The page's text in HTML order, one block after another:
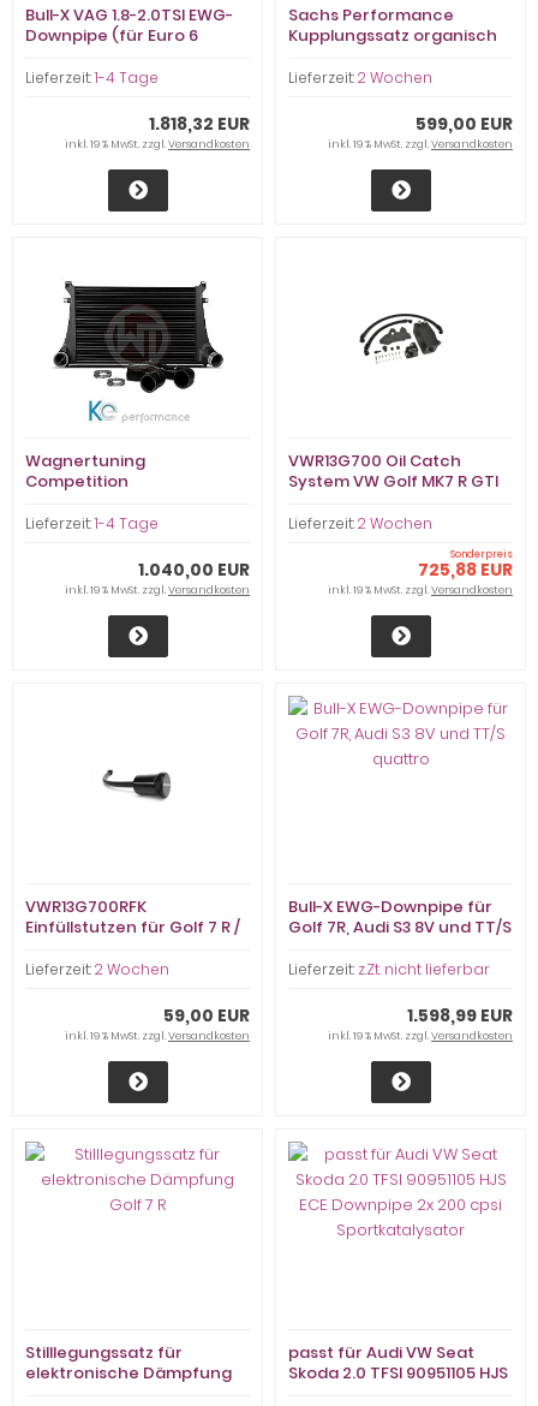
Bull-X VAG 1.8-2.0TSI EWG-
Downpipe (für Euro 6
Lieferzeit:1-4 Tage
1.818,32 EUR
inkl. 19 % MwSt. zzgl.Versandkosten
Sachs Performance
Kupplungssatz organisch
Seat Skoda
Lieferzeit:2 Wochen
599,00 EUR
inkl. 19 % MwSt. zzgl.Versandkosten
Wagnertuning
Competition
2,0TSI - 200001048
Lieferzeit:1-4 Tage
1.040,00 EUR
inkl. 19 % MwSt. zzgl.Versandkosten
VWR13G700 Oil Catch
System VW Golf MK7 R GTI
Can MQB EA888
Lieferzeit:2 Wochen
Sonderpreis
725,88 EUR
inkl. 19 % MwSt. zzgl.Versandkosten
VWR13G700RFK
Einfüllstutzen für Golf 7 R /
Lieferzeit:2 Wochen
59,00 EUR
inkl. 19 % MwSt. zzgl.Versandkosten
Bull-X EWG-Downpipe für
Golf 7R, Audi S3 8V und TT/S
Lieferzeit: z.Zt. nicht lieferbar
1.598,99 EUR
inkl. 19 % MwSt. zzgl.Versandkosten
Stilllegungssatz für
elektronische Dämpfung
passt für Audi VW Seat
Skoda 2.0 TFSI 90951105 HJS